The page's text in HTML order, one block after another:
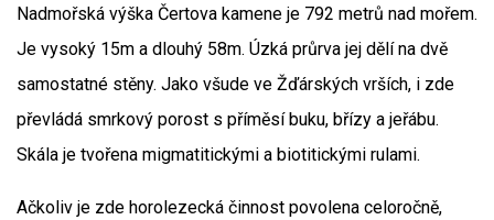
Nadmořská výška Čertova kamene je 792 metrů nad mořem.
Je vysoký 15m a dlouhý 58m. Úzká průrva jej dělí na dvě
samostatné stěny. Jako všude ve Žďárských vrších, i zde
převládá smrkový porost s příměsí buku, břízy a jeřábu.
Skála je tvořena migmatitickými a biotitickými rulami.
Ačkoliv je zde horolezecká činnost povolena celoročně,